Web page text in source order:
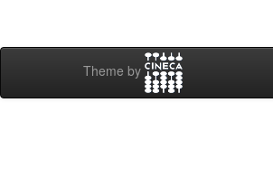
Theme by